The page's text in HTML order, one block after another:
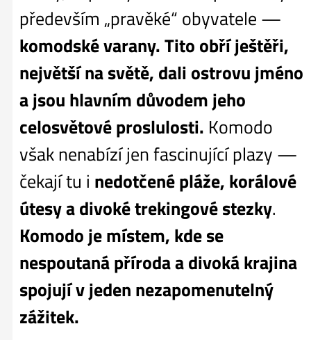
především „pravěké“ obyvatele —
komodské varany.Tito obří ještěři,
největší na světě, dali ostrovu jméno
a jsou hlavním důvodem jeho
celosvětové proslulosti. Komodo
však nenabízí jen fascinující plazy —
čekají tu i nedotčené pláže, korálové
útesy a divoké trekingové stezky.
Komodo je místem, kde se
nespoutaná příroda a divoká krajina
spojují v jeden nezapomenutelný
zážitek.